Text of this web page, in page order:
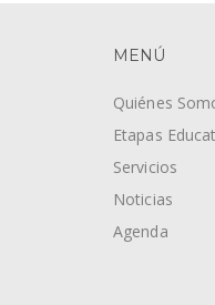
MENÚ
Quiénes
Etapas
Servicios
Noticias
Agenda